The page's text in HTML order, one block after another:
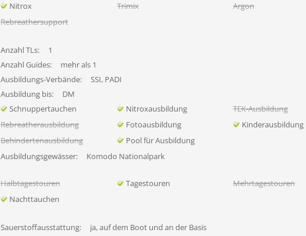
Nitrox Trimix
Argon
Rebreathersupport
Anzahl TLs:
1
Anzahl Guides:
mehr als 1
Ausbildungs-Verbände:
SSI, PADI
Ausbildung bis:
DM
Schnuppertauchen
Nitroxausbildung
TEK-Ausbildung
Rebreatherausbildung
Fotoausbildung
Kinderausbildung
Behindertenausbildung
Pool für Ausbildung
Ausbildungsgewässer:
Komodo Nationalpark
Halbtagestouren Tagestouren
Mehrtagestouren
Nachttauchen
Sauerstoffausstattung:
ja, auf dem Boot und an der Basis